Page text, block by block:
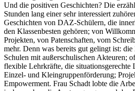
Und die positiven Geschichten? Die
Stunden lang einer sehr interessiert
Geschichten von DAZ-Schülern, die
den Klassenbesten gehören; von
Projekten, von Patenschaften, vom
mehr. Denn was bereits gut gelingt ist:
Schulen mit außerschulischen Akteuren;
flexible Lehrkräfte, die situationsgerechte
Einzel- und Kleingruppenförderung;
Empowerment. Frau Schadt lobte die